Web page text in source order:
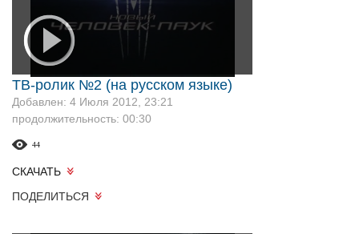
ТВ-ролик №2 (на русском языке)
Добавлен: 4 Июля 2012, 23:21
продолжительность: 00:30
44
СКАЧАТЬ
ПОДЕЛИТЬСЯ